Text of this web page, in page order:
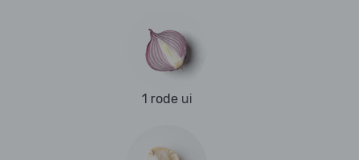
1 rode ui